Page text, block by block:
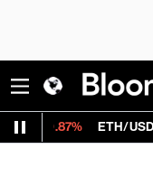
ETH/USD 1,895.32 -